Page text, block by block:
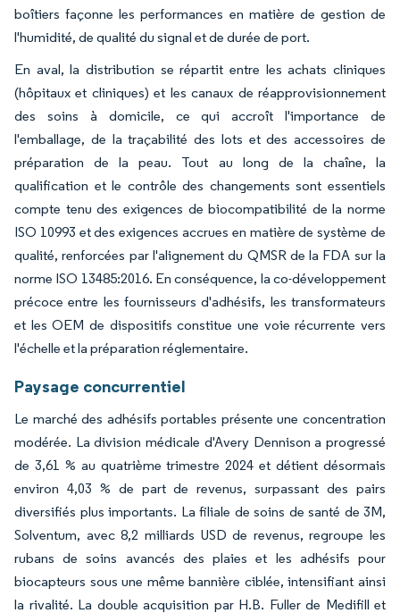
boîtiers façonne les performances en matière de gestion de
l'humidité, de qualité du signal et de durée de port.
En aval, la distribution se répartit entre les achats cliniques
(hôpitaux et cliniques) et les canaux de réapprovisionnement
des soins à domicile, ce qui accroît l'importance de
l'emballage, de la traçabilité des lots et des accessoires de
préparation de la peau. Tout au long de la chaîne, la
qualification et le contrôle des changements sont essentiels
compte tenu des exigences de biocompatibilité de la norme
ISO 10993 et des exigences accrues en matière de système de
qualité, renforcées par l'alignement du QMSR de la FDA sur la
norme ISO 13485:2016. En conséquence, la co-développement
précoce entre les fournisseurs d'adhésifs, les transformateurs
et les OEM de dispositifs constitue une voie récurrente vers
l'échelle et la préparation réglementaire.
Paysage concurrentiel
Le marché des adhésifs portables présente une concentration
modérée. La division médicale d'Avery Dennison a progressé
de 3,61 % au quatrième trimestre 2024 et détient désormais
environ 4,03 % de part de revenus, surpassant des pairs
diversifiés plus importants. La filiale de soins de santé de 3M,
Solventum, avec 8,2 milliards USD de revenus, regroupe les
rubans de soins avancés des plaies et les adhésifs pour
biocapteurs sous une même bannière ciblée, intensifiant ainsi
la rivalité. La double acquisition par H.B. Fuller de Medifill et